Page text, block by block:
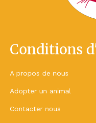
Conditions
A propos de nous
Adopter un animal
Contacter nous